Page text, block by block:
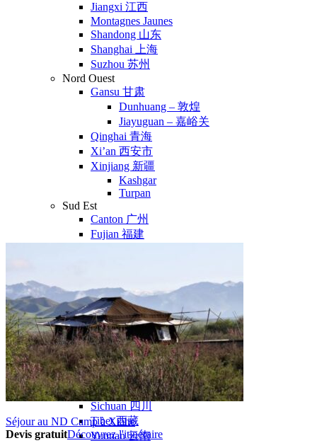
Jiangxi 江西
Montagnes Jaunes
Shandong 山东
Shanghai 上海
Suzhou 苏州
Nord Ouest
Gansu 甘肃
Dunhuang – 敦煌
Jiayuguan – 嘉峪关
Qinghai 青海
Xi’an 西安市
Xinjiang 新疆
Kashgar
Turpan
Sud Est
Canton 广州
Fujian 福建
Macao 澳门
Taïwan 台湾
Shenzhen
Sud Ouest
Chongqing 重庆
Guangxi 广西
Guizhou 贵州
Hubei
Sichuan 四川
Tibet 西藏
Yunnan 云南
Séjour au ND Camp à Xiahe
Devis gratuitDécouvrez l'itinéraire